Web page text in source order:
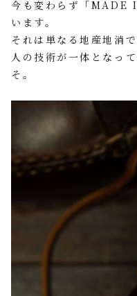
今も変わらず「MADE
います。
それは単なる地産地消
人の技術が一体となっ
そ。